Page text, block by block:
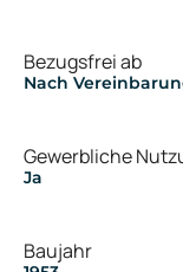
Bezugsfrei ab
Nach
Gewerbliche
Ja
Baujahr